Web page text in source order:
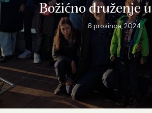
Božićno druženje
6 prosinca, 2024